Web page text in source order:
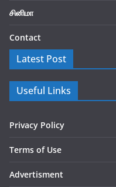
சினிமா
Contact
Latest Post
Useful Links
Privacy Policy
Terms of Use
Advertisment